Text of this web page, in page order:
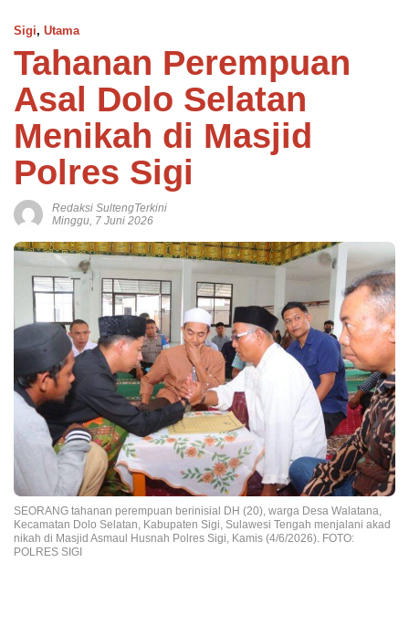
Sigi, Utama
Tahanan Perempuan
Asal Dolo Selatan
Menikah di Masjid
Polres Sigi
Redaksi SultengTerkini
Minggu, 7 Juni 2026
SEORANG tahanan perempuan berinisial DH (20), warga Desa Walatana,
Kecamatan Dolo Selatan, Kabupaten Sigi, Sulawesi Tengah menjalani akad
nikah di Masjid Asmaul Husnah Polres Sigi, Kamis (4/6/2026). FOTO:
POLRES SIGI